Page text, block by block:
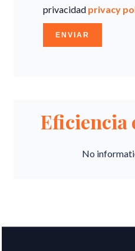
privacidad privacy
ENVIAR
Eficiencia
No